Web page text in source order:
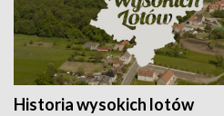
Historia wysokich lotów